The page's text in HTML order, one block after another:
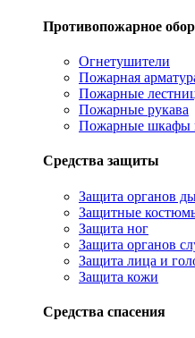
Противопожарное
Огнетушители
Пожарная
Пожарные
Пожарные рукава
Пожарные шкафы
Средства защиты
Защита органов
Защитные
Защита ног
Защита органов
Защита лица и
Защита кожи
Средства спасения